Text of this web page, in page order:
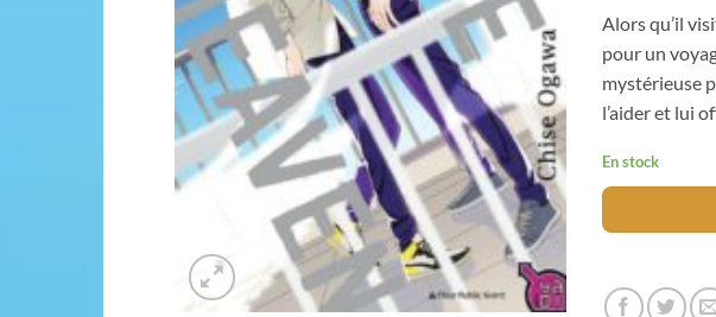
Alors qu’il
pour un
mystérieuse
l’aider et lui
En stock